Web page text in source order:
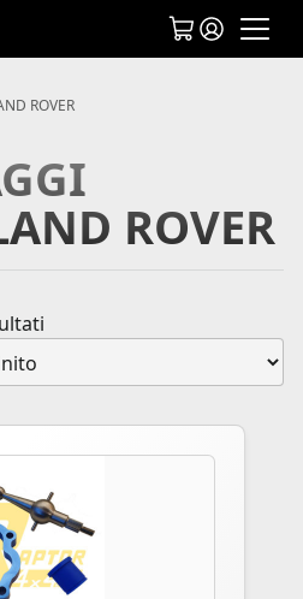
ROVER
ROVER